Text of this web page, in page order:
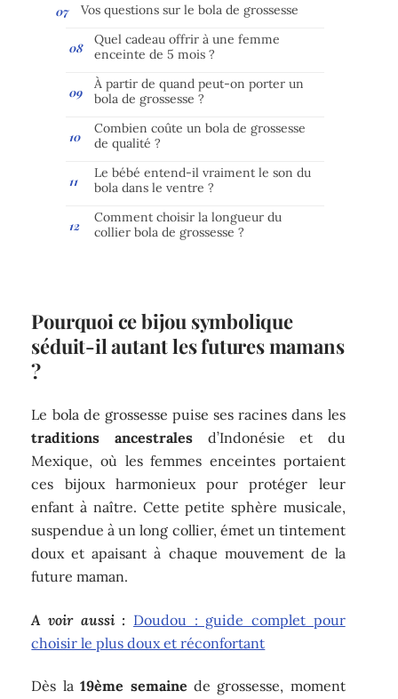
Vos questions sur le bola de grossesse
Quel cadeau offrir à une femme
enceinte de 5 mois ?
À partir de quand peut-on porter un
bola de grossesse ?
Combien coûte un bola de grossesse
de qualité ?
Le bébé entend-il vraiment le son du
bola dans le ventre ?
Comment choisir la longueur du
collier bola de grossesse ?
Pourquoi ce bijou symbolique
séduit-il autant les futures mamans
?
Le bola de grossesse puise ses racines dans les
traditions ancestralesd’Indonésie et du
Mexique, où les femmes enceintes portaient
ces bijoux harmonieux pour protéger leur
enfant à naître. Cette petite sphère musicale,
suspendue à un long collier, émet un tintement
doux et apaisant à chaque mouvement de la
future maman.
A voir aussi : Doudou : guide complet pour
choisir le plus doux et réconfortant
Dès la19ème semaine de grossesse, moment